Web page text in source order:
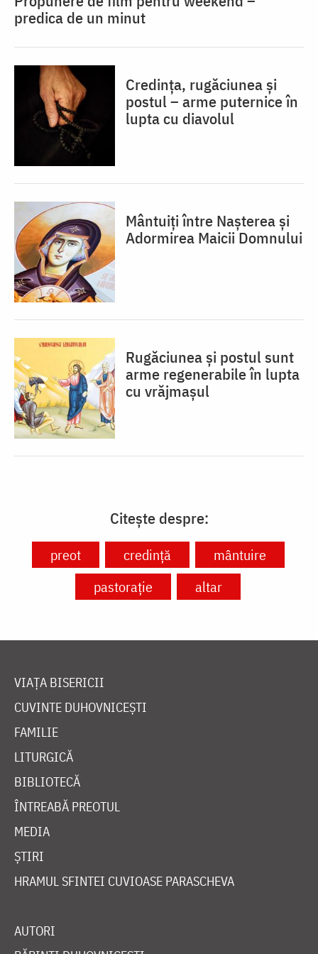
predica de un minut
Credința, rugăciunea și
postul – arme puternice în
lupta cu diavolul
Mântuiți între Nașterea și
Adormirea Maicii Domnului
Rugăciunea și postul sunt
arme regenerabile în lupta
cu vrăjmașul
Citește despre:
preot credință
mântuire
pastorație
altar
VIAȚA BISERICII
CUVINTE DUHOVNICEȘTI
FAMILIE
LITURGICĂ
BIBLIOTECĂ
ÎNTREABĂ PREOTUL
MEDIA
ȘTIRI
HRAMUL SFINTEI CUVIOASE PARASCHEVA
AUTORI